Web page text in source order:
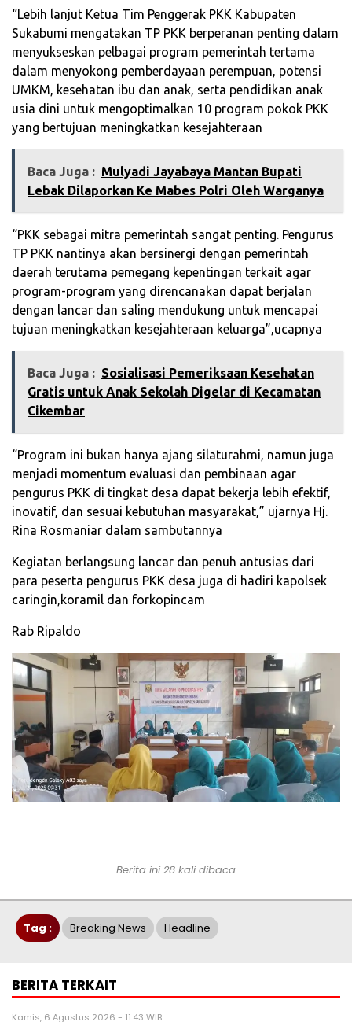
“Lebih lanjut Ketua Tim Penggerak PKK Kabupaten
Sukabumi mengatakan TP PKK berperanan penting dalam
menyukseskan pelbagai program pemerintah tertama
dalam menyokong pemberdayaan perempuan, potensi
UMKM, kesehatan ibu dan anak, serta pendidikan anak
usia dini untuk mengoptimalkan 10 program pokok PKK
yang bertujuan meningkatkan kesejahteraan
Baca Juga : Mulyadi Jayabaya Mantan Bupati
Lebak Dilaporkan Ke Mabes Polri Oleh Warganya
“PKK sebagai mitra pemerintah sangat penting. Pengurus
TP PKK nantinya akan bersinergi dengan pemerintah
daerah terutama pemegang kepentingan terkait agar
program-program yang direncanakan dapat berjalan
dengan lancar dan saling mendukung untuk mencapai
tujuan meningkatkan kesejahteraan keluarga”,ucapnya
Baca Juga : ‎Sosialisasi Pemeriksaan Kesehatan
Gratis untuk Anak Sekolah Digelar di Kecamatan
Cikembar‎
“Program ini bukan hanya ajang silaturahmi, namun juga
menjadi momentum evaluasi dan pembinaan agar
pengurus PKK di tingkat desa dapat bekerja lebih efektif,
inovatif, dan sesuai kebutuhan masyarakat,” ujarnya Hj.
Rina Rosmaniar dalam sambutannya
Kegiatan berlangsung lancar dan penuh antusias dari
para peserta pengurus PKK desa juga di hadiri kapolsek
caringin,koramil dan forkopincam
Rab Ripaldo
Berita ini 28 kali dibaca
Tag : Breaking News Headline
BERITA TERKAIT
Kamis, 6 Agustus 2026 - 11:43 WIB